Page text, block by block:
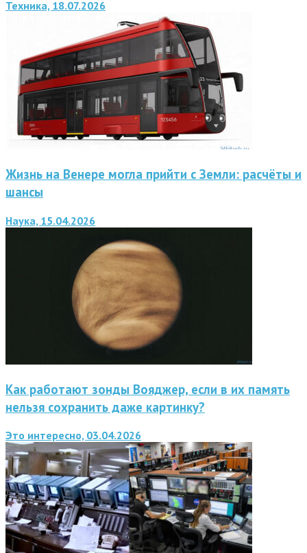
Техника, 18.07.2026
Жизнь на Венере могла прийти с Земли: расчёты и
шансы
Наука, 15.04.2026
Как работают зонды Вояджер, если в их память
нельзя сохранить даже картинку?
Это интересно, 03.04.2026